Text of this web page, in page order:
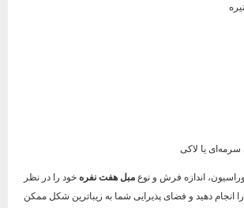
یا لاکی
اندازه فرش و نوعمبل هفت نفره خود را در نظر
را انجام دهید و فضای پذیرایی شما به زیباترین شکل ممکن